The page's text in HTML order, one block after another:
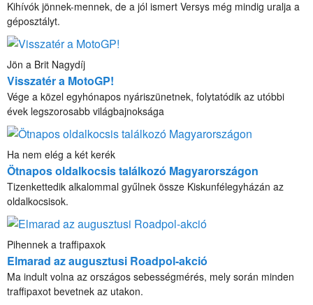
Kihívók jönnek-mennek, de a jól ismert Versys még mindig uralja a
géposztályt.
Jön a Brit Nagydíj
Visszatér a MotoGP!
Vége a közel egyhónapos nyáriszünetnek, folytatódik az utóbbi
évek legszorosabb világbajnoksága
Ha nem elég a két kerék
Ötnapos oldalkocsis találkozó Magyarországon
Tizenkettedik alkalommal gyűlnek össze Kiskunfélegyházán az
oldalkocsisok.
Pihennek a traffipaxok
Elmarad az augusztusi Roadpol-akció
Ma indult volna az országos sebességmérés, mely során minden
traffipaxot bevetnek az utakon.